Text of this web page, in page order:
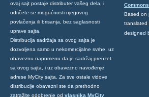
ovaj sajt postaje distributer vašeg dela, i
odričete se mogućnosti njegovog
povlačenja ili brisanja, bez saglasnosti
uprave sajta.
Distribucija sadržaja sa ovog sajta je
dozvoljena samo u nekomercijalne svrhe, uz
obaveznu napomenu da je sadržaj preuzet
sa ovog sajta, i uz obavezno navođenje
adrese MyCity sajta. Za sve ostale vidove
distribucije obavezni ste da prethodno
zatražite odobrenje od vlasnika MyCity
Based on
translated
designed